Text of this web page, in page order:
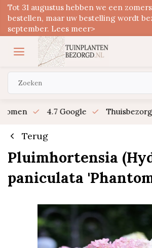
Tot 31 augustus hebben we een
bestellen, maar uw bestelling wordt
september. Lees meer>
4.7 Google
Terug
Pluimhortensia
paniculata